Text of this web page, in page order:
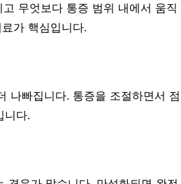
무엇보다 통증 범위 내에서 움직
가 핵심입니다.
나빠집니다. 통증을 조절하면서 점
니다.